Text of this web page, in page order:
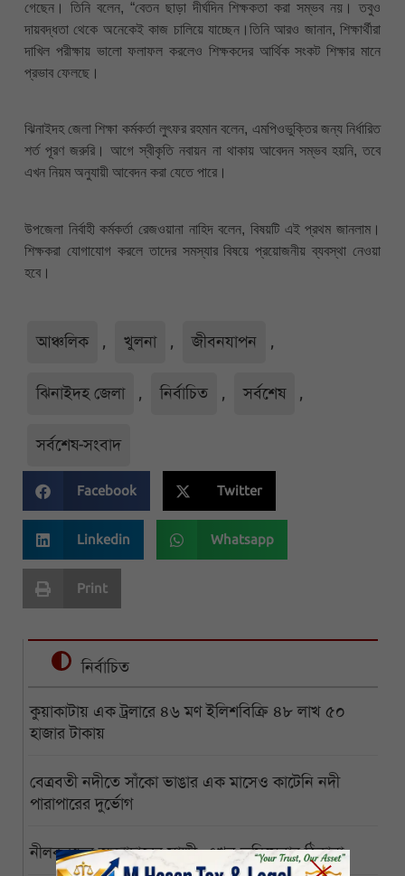
গেছেন। তিনি বলেন, “বেতন ছাড়া দীর্ঘদিন শিক্ষকতা করা সম্ভব নয়। তবুও
দায়বদ্ধতা থেকে অনেকেই কাজ চালিয়ে যাচ্ছেন।তিনি আরও জানান, শিক্ষার্থীরা
দাখিল পরীক্ষায় ভালো ফলাফল করলেও শিক্ষকদের আর্থিক সংকট শিক্ষার মানে
প্রভাব ফেলছে।
ঝিনাইদহ জেলা শিক্ষা কর্মকর্তা লুৎফর রহমান বলেন, এমপিওভুক্তির জন্য নির্ধারিত
শর্ত পূরণ জরুরি। আগে স্বীকৃতি নবায়ন না থাকায় আবেদন সম্ভব হয়নি, তবে
এখন নিয়ম অনুযায়ী আবেদন করা যেতে পারে।
উপজেলা নির্বাহী কর্মকর্তা রেজওয়ানা নাহিদ বলেন, বিষয়টি এই প্রথম জানলাম।
শিক্ষকরা যোগাযোগ করলে তাদের সমস্যার বিষয়ে প্রয়োজনীয় ব্যবস্থা নেওয়া
হবে।
আঞ্চলিক , খুলনা , জীবনযাপন ,
ঝিনাইদহ জেলা , নির্বাচিত , সর্বশেষ ,
সর্বশেষ-সংবাদ
Facebook Twitter
Linkedin Whatsapp
Print
নির্বাচিত
কুয়াকাটায় এক ট্রলারে ৪৬ মণ ইলিশবিক্রি ৪৮ লাখ ৫০
হাজার টাকায়
বেত্রবতী নদীতে সাঁকো ভাঙার এক মাসেও কাটেনি নদী
পারাপারের দুর্ভোগ
নীলকরদের অত্যাচারের সাক্ষী, এখন ভূমিসেবার ঠিকানা